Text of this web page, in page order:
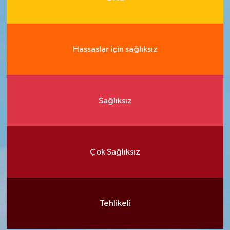
Hassaslar için sağlıksız
Sağlıksız
Çok Sağlıksız
Tehlikeli